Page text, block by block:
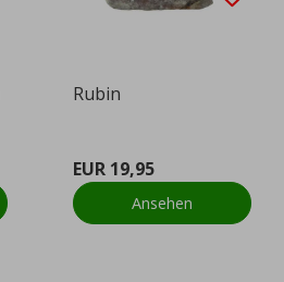
Rubin
EUR 19,95
Ansehen